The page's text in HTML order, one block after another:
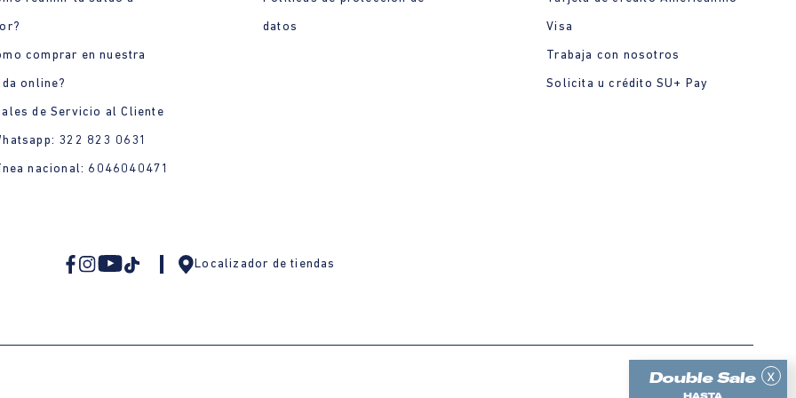
x
comprar en nuestra
online?
de Servicio al Cliente
322 823 0631
nacional: 6046040471
datos Visa
Trabaja con nosotros
Solicita u crédito SU+ Pay
Localizador de tiendas